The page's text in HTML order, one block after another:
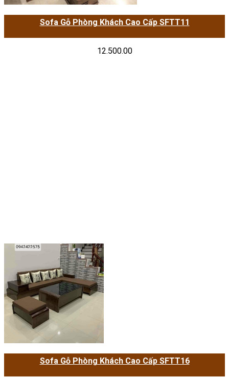
Sofa Gỗ Phòng Khách Cao Cấp SFTT11
12.500.00
Sofa Gỗ Phòng Khách Cao Cấp SFTT16